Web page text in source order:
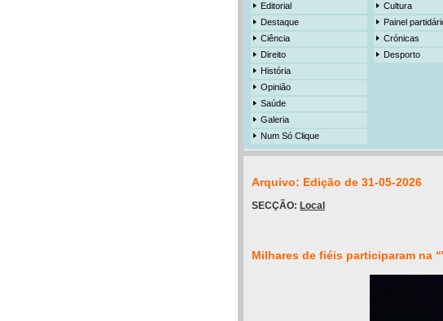
Editorial
Destaque
Ciência
Direito
História
Opinião
Saúde
Galeria
Num Só Clique
Cultura
Painel
Crónicas
Desporto
Arquivo: Edição de 31-05-2026
SECÇÃO: Local
Milhares de fiéis participaram na